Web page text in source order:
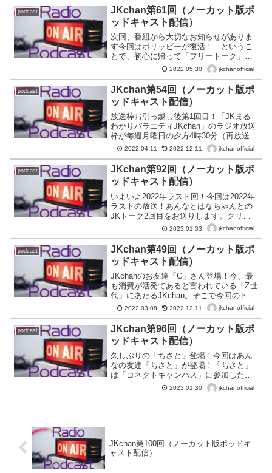
んは、なんと手作りするのも大好きなん
だとか。現役JKが「...
podcast
JKchan第61回（ノーカット版ポ
ッドキャスト配信）
次回、番組から大切なお知らせがありま
す今回はポリッピーが復活！…というこ
とで、初心に帰って「フリートーク」を
します♪「JKchan」第1回の音源も放送！
そして、ポリッピーのデート報告もあり
ますよ♪初期の“JKトーク全開”を彷彿させ
る13分です！
2022.05.30 jkchanofficial
podcast
JKchan第54回（ノーカット版ポ
ッドキャスト配信）
放送枠お引っ越し後第1回目！「JKまる
わかりバラエティJKchan」のラジオ放送
枠が毎週月曜日の夕方4時30分（再放送は
毎週日曜日の夜9時30分）にお引っ越しし
てから第1回目の放送！…ということで、
今回のトークテーマは「自己紹介」。時
間帯が「JKの昼休み」から「JKの放課
後」に移動して、この番組を「初めて聴
いた」という人も多いのでは！？そこで
今回はJKchanメンバーの自己紹介や
「JKchanプロジェクト」の活動歴などを
ご紹介します。これまでこの番組を聴い
てくださっている方も、新たに聴き始め
た方も楽しめる内容の12分！
2022.04.11 2022.12.11 jkchanofficial
podcast
JKchan第92回（ノーカット版ポ
ッドキャスト配信）
いよいよ2022年ラスト回！今回は2022年
ラストの放送！あんなとはなちゃんとの
JKトーク2回目をお送りします。クリス
マスが終わり、いよいよお正月が近づい
てきました。クリスマスとお正月が「W
コンボ」で楽しみな、あんなとはなちゃ
んとのトークをお楽しみください。そし
て今回は“重大発表”がある、絶対に聞き逃
せない13分です♪
2023.01.03 jkchanofficial
podcast
JKchan第49回（ノーカット版ポ
ッドキャスト配信）
JKchanのお友達「C」さん登場！今、最
も消費が活発であると言われている「Z世
代」にあたるJKchan。そこで今回のトー
クテーマは「今日は何の日？」もちろん
「今流行ってるもの」についてトークし
ます。「溶岩パスタ」や「お弁当ケー
キ」などについての話の他、JKchanが企
業とコラボして商品開発する話
も…？？？新しい流行は“JK”がつく
る！？企業担当者やマーケティング担当
者も必聴（？）の12分！
2022.03.08 2022.12.11 jkchanofficial
podcast
JKchan第96回（ノーカット版ポ
ッドキャスト配信）
久しぶりの「ちさと」登場！今回はあん
なの友達「ちさと」が登場！「ちさと」
は「コネクトキャンパス」に参加した様
子について語った第79回放送に登場して
以来の再登場！あんなと同じ高校3年生の
2023.01.30 jkchanofficial
JKchan第100回（ノーカット版ポッドキ
ャスト配信）